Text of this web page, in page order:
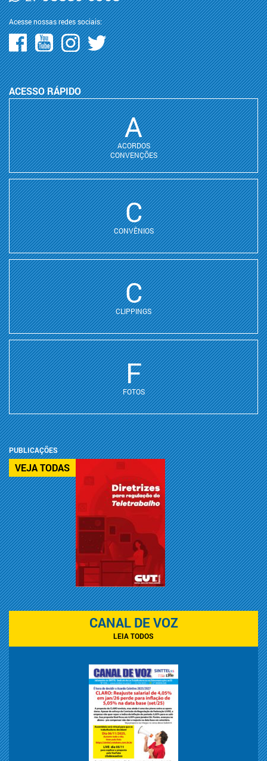
Acesse nossas redes sociais:
ACESSO RÁPIDO
A
ACORDOS
CONVENÇÕES
C
CONVÊNIOS
C
CLIPPINGS
F
FOTOS
PUBLICAÇÕES
VEJA TODAS
CANAL DE VOZ
LEIA TODOS